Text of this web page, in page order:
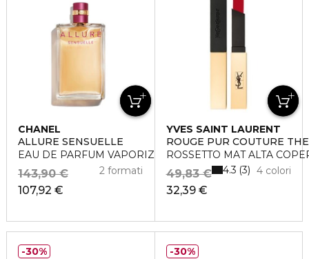
CHANEL
ALLURE SENSUELLE
EAU DE PARFUM VAPORIZZATORE
107,92 €
143,90 € 2 formati
YVES SAINT LAURENT
ROUGE PUR COUTURE
ROSSETTO MAT ALTA
32,39 €
49,83 € 4 colori
4.3 3
30% 30%